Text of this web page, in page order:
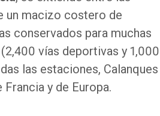
un macizo costero de
conservados para muchas
vías deportivas y 1,000
las estaciones, Calanques
y de Europa.